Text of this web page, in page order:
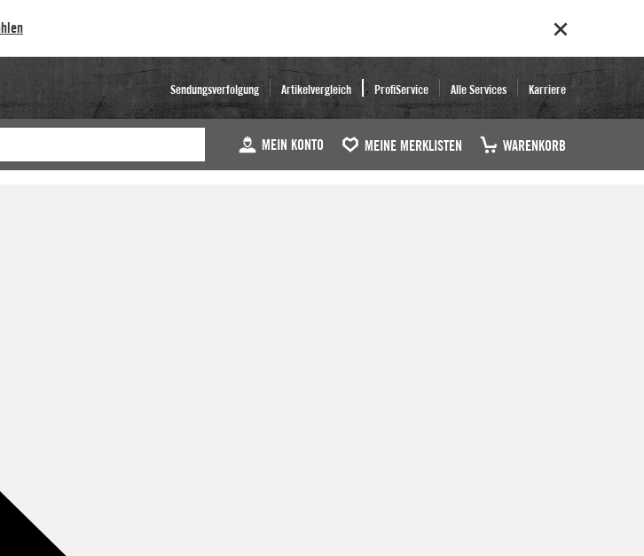
Sendungsverfolgung Artikelvergleich ProfiService Alle Services Karriere
MEIN KONTO MEINE MERKLISTEN WARENKORB